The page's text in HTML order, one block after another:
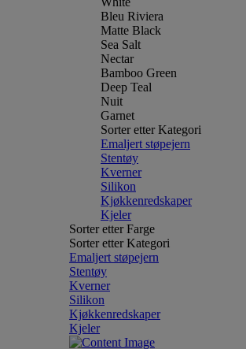
Bleu Riviera
Matte Black
Sea Salt
Nectar
Bamboo Green
Deep Teal
Nuit
Garnet
Sorter etter Kategori
Emaljert støpejern
Stentøy
Kverner
Silikon
Kjøkkenredskaper
Kjeler
Sorter etter Farge
Sorter etter Kategori
Emaljert støpejern
Stentøy
Kverner
Silikon
Kjøkkenredskaper
Kjeler